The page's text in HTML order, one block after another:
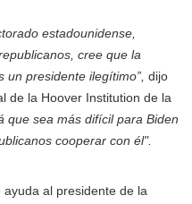
estadounidense,
cree que la
presidente ilegítimo”, dijo
de la Hoover Institution de la
que sea más difícil para Biden
cooperar con él".
al presidente de la